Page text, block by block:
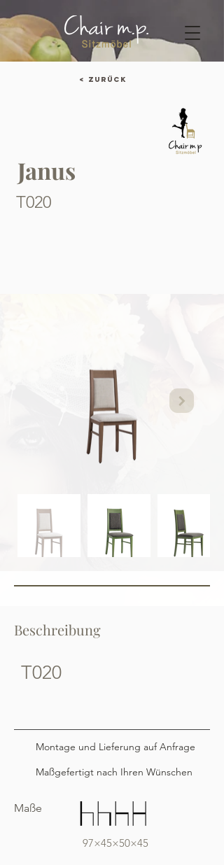
< Zurück
Janus
T020
Beschreibung
T020
Montage und Lieferung auf Anfrage
Maßgefertigt nach Ihren Wünschen
Maße
97×45×50×45